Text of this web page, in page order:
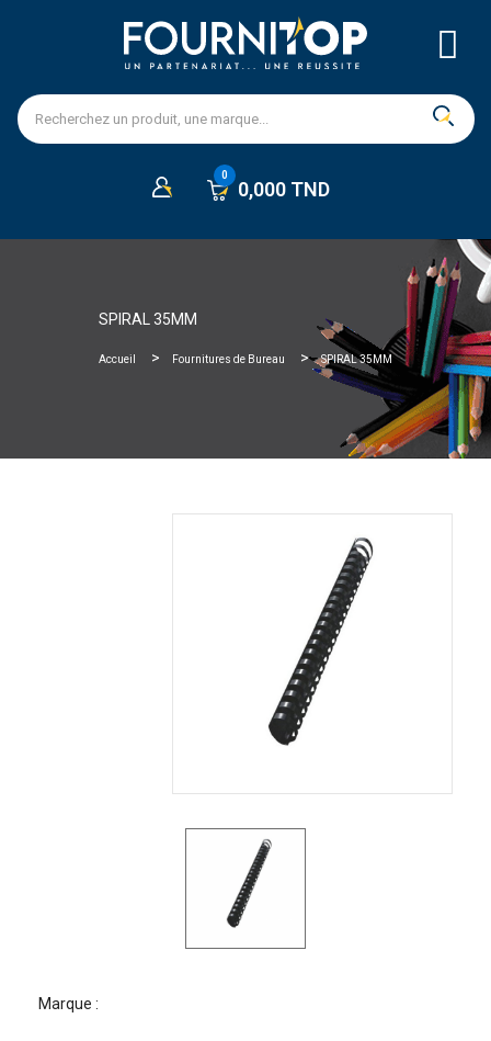
0,000 TND
SPIRAL 35MM
Accueil Fournitures de Bureau SPIRAL 35MM
Marque :